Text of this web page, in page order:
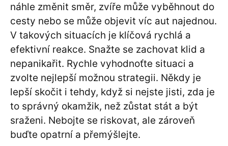
náhle změnit směr, zvíře může vyběhnout do
cesty nebo se může objevit víc aut najednou.
V takových situacích je klíčová rychlá a
efektivní reakce. Snažte se zachovat klid a
nepanikařit. Rychle vyhodnoťte situaci a
zvolte nejlepší možnou strategii. Někdy je
lepší skočit i tehdy, když si nejste jisti, zda je
to správný okamžik, než zůstat stát a být
sraženi. Nebojte se riskovat, ale zároveň
buďte opatrní a přemýšlejte.